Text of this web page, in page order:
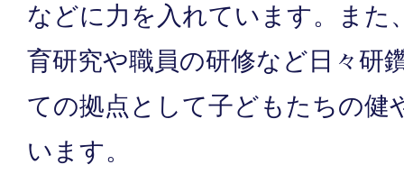
などに力を入れています。また
育研究や職員の研修など日々研
ての拠点として子どもたちの健
います。